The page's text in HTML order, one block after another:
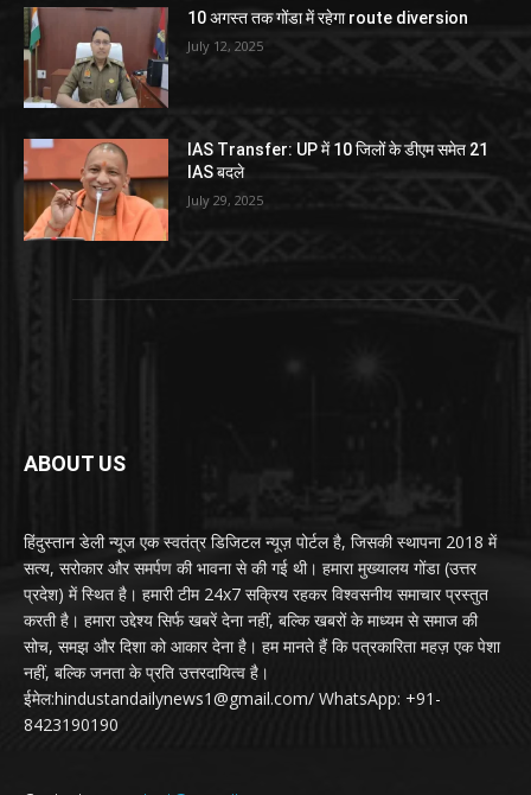
10 अगस्त तक गोंडा में रहेगा route diversion
July 12, 2025
IAS Transfer: UP में 10 जिलों के डीएम समेत 21
IAS बदले
July 29, 2025
ABOUT US
हिंदुस्तान डेली न्यूज एक स्वतंत्र डिजिटल न्यूज़ पोर्टल है, जिसकी स्थापना 2018 में
सत्य, सरोकार और समर्पण की भावना से की गई थी। हमारा मुख्यालय गोंडा (उत्तर
प्रदेश) में स्थित है। हमारी टीम 24x7 सक्रिय रहकर विश्वसनीय समाचार प्रस्तुत
करती है। हमारा उद्देश्य सिर्फ खबरें देना नहीं, बल्कि खबरों के माध्यम से समाज की
सोच, समझ और दिशा को आकार देना है। हम मानते हैं कि पत्रकारिता महज़ एक पेशा
नहीं, बल्कि जनता के प्रति उत्तरदायित्व है।
ईमेल:hindustandailynews1@gmail.com/ WhatsApp: +91-
8423190190